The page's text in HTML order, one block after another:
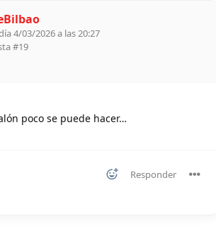
4/03/2026 a las 20:27
#19
poco se puede hacer…
Responder